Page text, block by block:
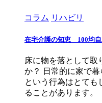
コラム リハビリ
在宅介護の知恵 100均自
床に物を落として取
か？ 日常的に家で
という行為はとても
ることがあります